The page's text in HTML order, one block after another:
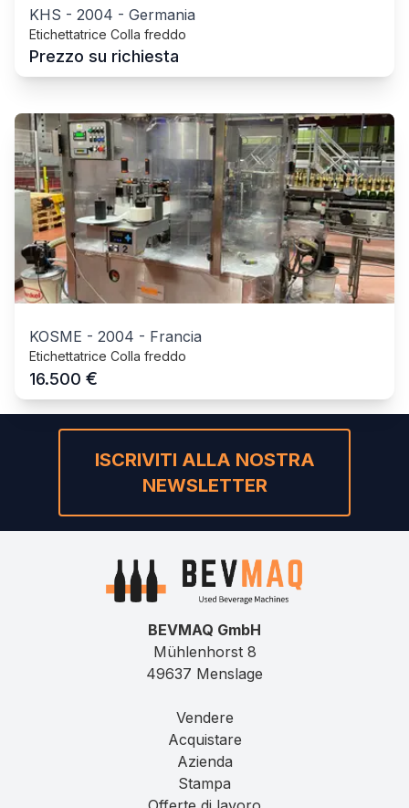
KHS - 2004 - Germania
Etichettatrice Colla freddo
Prezzo su richiesta
KOSME - 2004 - Francia
Etichettatrice Colla freddo
16.500 €
ISCRIVITI ALLA NOSTRA
NEWSLETTER
BEVMAQ GmbH
Mühlenhorst 8
49637 Menslage
Vendere
Acquistare
Azienda
Stampa